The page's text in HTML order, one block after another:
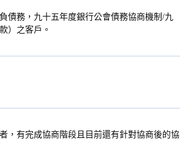
債務，九十五年度銀行公會債務協商機制/九
）之客戶。
，有完成協商階段且目前還有針對協商後的協